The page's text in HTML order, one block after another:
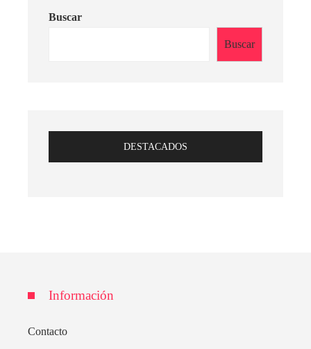
Buscar
Buscar
DESTACADOS
Información
Contacto